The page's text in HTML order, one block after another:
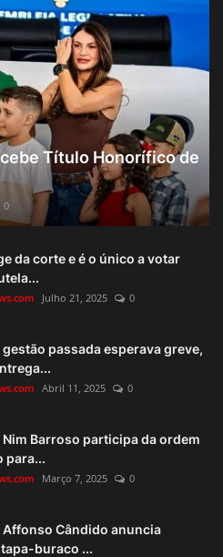
Título Honorífico de
0
da corte e é o único a votar
Julho 21, 2025 0
passada esperava greve,
Abril 11, 2025 0
Nim Barroso participa da ordem
para...
Março 7, 2025 0
Affonso Cândido anuncia
buraco ...